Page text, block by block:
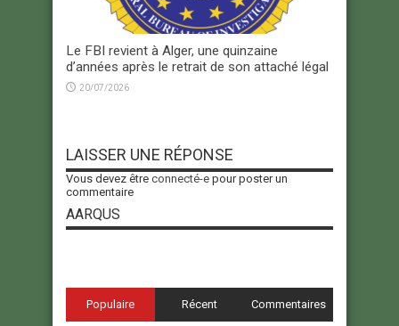
Le FBI revient à Alger, une quinzaine
d’années après le retrait de son attaché légal
20/07/2026
LAISSER UNE RÉPONSE
Vous devez être connecté-e pour poster un
commentaire
AARQUS
Populaire Récent Commentaires